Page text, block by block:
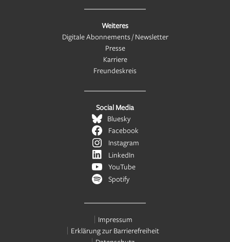
Weiteres
Digitale Abonnements / Newsletter
Presse
Karriere
Freundeskreis
Social Media
Bluesky
Facebook
Instagram
LinkedIn
YouTube
Spotify
Impressum
Erklärung zur Barrierefreiheit